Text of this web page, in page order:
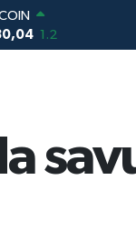
1.2
ALTIN
2.12